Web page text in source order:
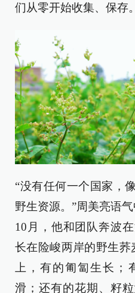
们从零开始收集、保存。
“没有任何一个国家，
野生资源。”周美亮语
10月，他和团队奔波
长在险峻两岸的野生荞
上，有的匍匐生长
滑；还有的花期、籽